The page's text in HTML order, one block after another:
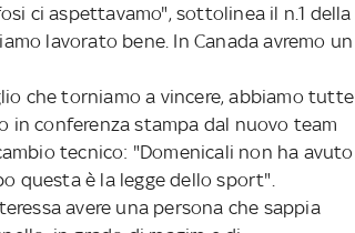
ci aspettavamo", sottolinea il n.1 della
lavorato bene. In Canada avremo un
che torniamo a vincere, abbiamo tutte
in conferenza stampa dal nuovo team
tecnico: "Domenicali non ha avuto
questa è la legge dello sport".
avere una persona che sappia